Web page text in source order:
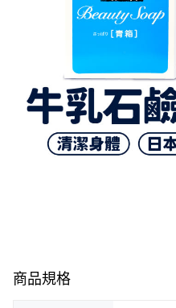
商品規格